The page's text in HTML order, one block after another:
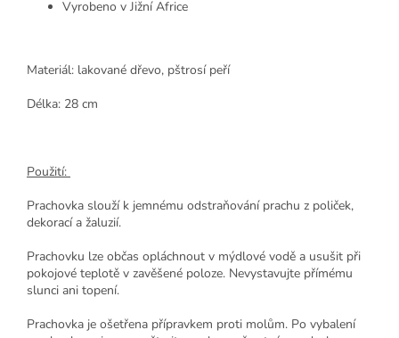
Vyrobeno v Jižní Africe
Materiál: lakované dřevo, pštrosí peří
Délka: 28 cm
Použití:
Prachovka slouží k jemnému odstraňování prachu z poliček,
dekorací a žaluzií.
Prachovku lze občas opláchnout v mýdlové vodě a usušit při
pokojové teplotě v zavěšené poloze. Nevystavujte přímému
slunci ani topení.
Prachovka je ošetřena přípravkem proti molům. Po vybalení